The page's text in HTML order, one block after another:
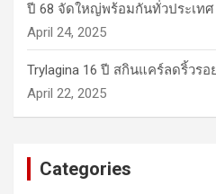
ปี 68 จัดใหญ่พร้อมกันทั่วประเทศ
April 24, 2025
Trylagina 16 ปี สกินแคร์ลดริ้วร
April 22, 2025
Categories